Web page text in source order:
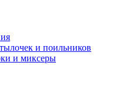
и поильников
и миксеры